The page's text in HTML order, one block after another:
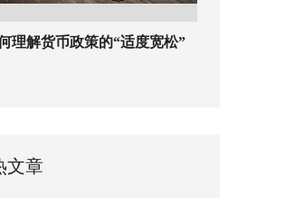
理解货币政策的“适度宽松”
文章